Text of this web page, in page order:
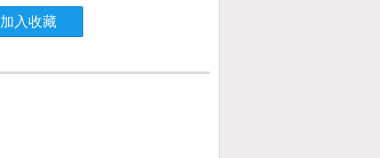
加入收藏